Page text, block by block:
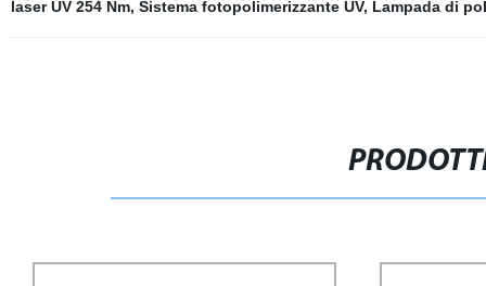
laser UV 254 Nm, Sistema fotopolimerizzante UV, Lampada di